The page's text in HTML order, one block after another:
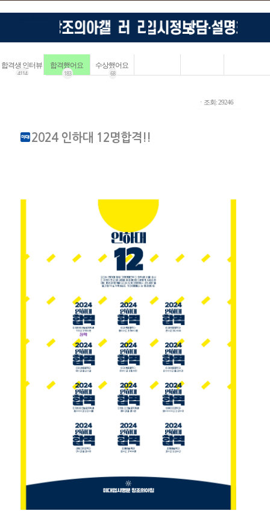
합격생 인터뷰
4114
합격했어요
183
수상했어요
68
ㆍ조회: 29246
2024 인하대 12명합격!!